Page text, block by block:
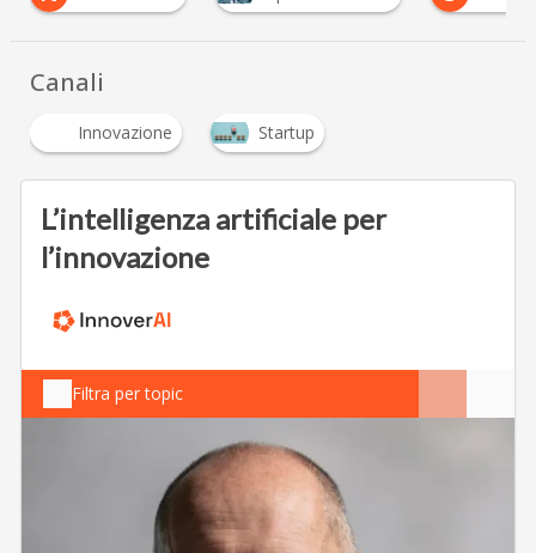
Canali
Innovazione Startup
L’intelligenza artificiale per
l’innovazione
Filtra per topic